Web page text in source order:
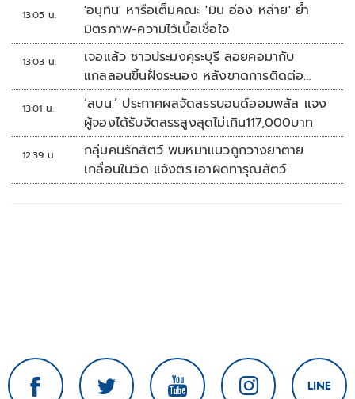
13:05 น.
'อนุทิน' หารือเต็มคณะ 'มิน อ่อง หล่าย' ย้ำ
มิตรภาพ-ความไว้เนื้อเชื่อใจ
13:03 น.
เจอแล้ว ชาวประมงคุระบุรี ลอยคอมากับ
แกลลอนขึ้นฝั่งระนอง หลังขาดการติดต่อ
หลายวัน
13:01 น.
‘สบน.’ ประกาศผลจัดสรรบอนด์ออมพลัส แจง
ผู้จองได้รับจัดสรรสูงสุดไม่เกิน117,000บาท
12:39 น.
กลุ่มคนรักสัตว์ พบหมาแมวถูกวางยาตาย
เกลื่อนในวัด แจ้งตร.เอาผิดทารุณสัตว์